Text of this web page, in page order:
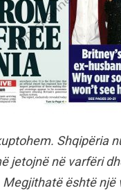
Shqipëria
jetojnë në varfëri
është një